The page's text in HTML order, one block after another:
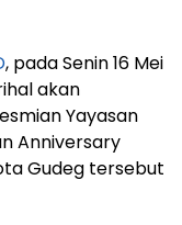
, pada Senin 16 Mei
akan
Yayasan
Anniversary
Gudeg tersebut